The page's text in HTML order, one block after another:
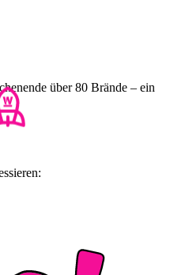
über 80 Brände – ein